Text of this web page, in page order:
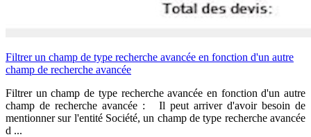
Filtrer un champ de type recherche avancée en fonction d'un autre
champ de recherche avancée
Filtrer un champ de type recherche avancée en fonction d'un autre
champ de recherche avancée : Il peut arriver d'avoir besoin de
mentionner sur l'entité Société, un champ de type recherche avancée
d ...